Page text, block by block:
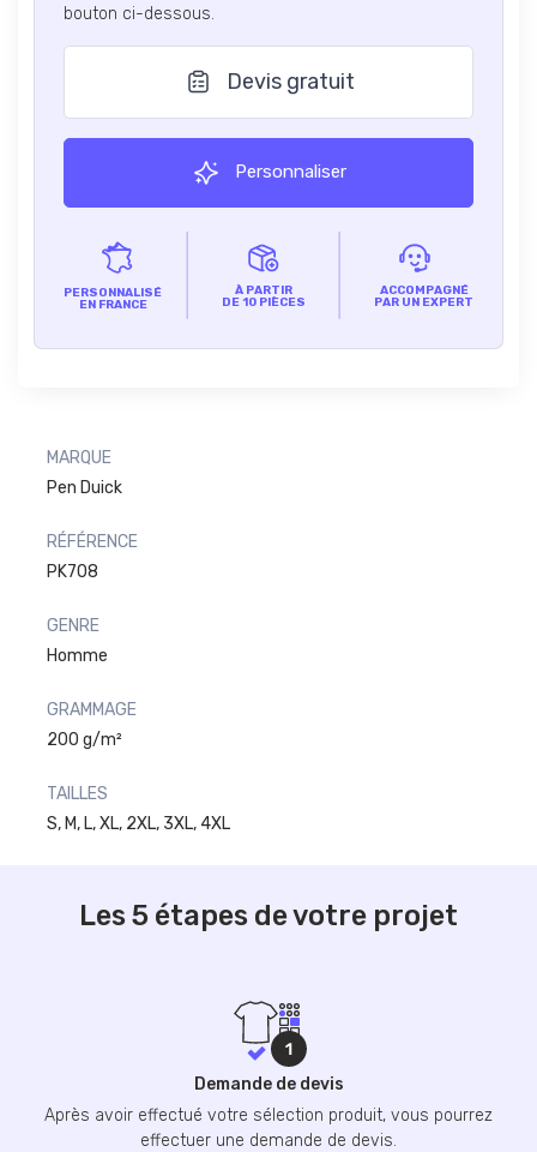
bouton ci-dessous.
Devis gratuit
Personnaliser
PERSONNALISÉ
EN FRANCE
À PARTIR
DE 10 PIÈCES
ACCOMPAGNÉ
PAR UN EXPERT
MARQUE
Pen Duick
RÉFÉRENCE
PK708
GENRE
Homme
GRAMMAGE
200 g/m²
TAILLES
S, M, L, XL, 2XL, 3XL, 4XL
Les 5 étapes de votre projet
Demande de devis
Après avoir effectué votre sélection produit, vous pourrez
effectuer une demande de devis.